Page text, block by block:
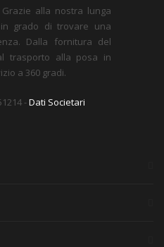
alla nostra lunga
grado di trovare una
Dalla fornitura del
trasporto alla posa in
a 360 gradi.
-Dati Societari